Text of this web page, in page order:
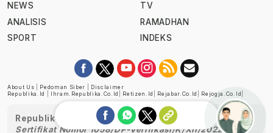
NEWS
ANALISIS
SPORT
TV
RAMADHAN
INDEKS
About Us Pedoman Siber
Disclaimer
Republika.id
Ihram.republika.co.id Retizen.id Rejabar.co.id Rejogja.co.id
Republika telah diverifikasi oleh Dewan Pers
Sertifikat Nomor 1058/DP-Verifikasi/K/XII/2022